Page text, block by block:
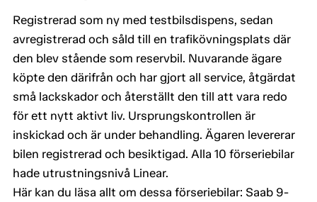
Registrerad som ny med testbilsdispens, sedan
avregistrerad och såld till en trafikövningsplats där
den blev stående som reservbil. Nuvarande ägare
köpte den därifrån och har gjort all service, åtgärdat
små lackskador och återställt den till att vara redo
för ett nytt aktivt liv. Ursprungskontrollen är
inskickad och är under behandling. Ägaren levererar
bilen registrerad och besiktigad. Alla 10 förseriebilar
hade utrustningsnivå Linear.
Här kan du läsa allt om dessa förseriebilar: Saab 9-